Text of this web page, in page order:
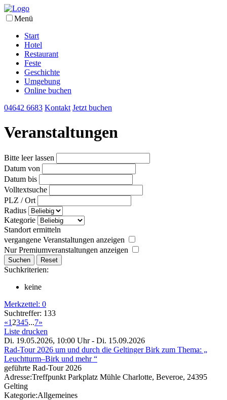
Menü
Start
Hotel
Restaurant
Feste
Geschichte
Umgebung
Online buchen
04642 6683 Kontakt Jetzt buchen
Veranstaltungen
Bitte leer lassen
Datum von
Datum bis
Volltextsuche
PLZ / Ort
Radius
Kategorie
Standort ermitteln
vergangene Veranstaltungen anzeigen
Nur Premiumveranstaltungen anzeigen
Suchkriterien:
keine
Merkzettel: 0
Suchtreffer: 133
«1 2345...7»
Liste drucken
Di. 19.05.2026, 10:00 Uhr - Di. 15.09.2026
Rad-Tour 2026 um und durch die Geltinger Birk zum Thema: „
Leuchtturm–Birk und mehr “
geführte Rad-Tour 2026
Adresse:Treffpunkt Parkplatz Mühle Charlotte, Beveroe, 24395
Gelting
Kategorie:Allgemeines